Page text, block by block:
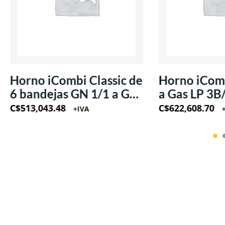
Horno iCombi Classic de
6 bandejas GN 1/1 a Gas
LP 220V/60Hz/1Ph
C$513,043.48 +IVA
Horno
a Gas LP
220V/
C$622,608.70